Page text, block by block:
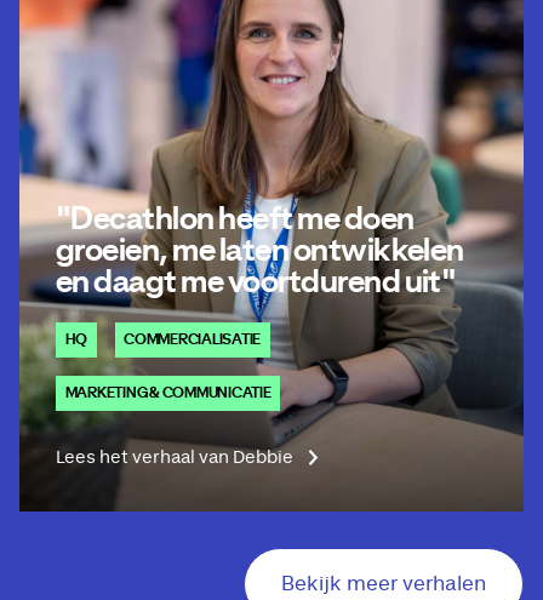
HQ COMMERCIALISATIE
MARKETING & COMMUNICATIE
"Decathlon heeft me doen
groeien, me laten ontwikkelen
en daagt me voortdurend uit"
Lees het verhaal van Debbie
Bekijk meer verhalen